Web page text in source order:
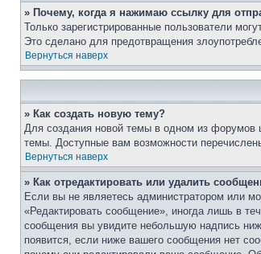
» Почему, когда я нажимаю ссылку для
Только зарегистрированные пользователи
Это сделано для предотвращения
Вернуться наверх
» Как создать новую тему?
Для создания новой темы в одном из форумов
темы. Доступные вам возможности
Вернуться наверх
» Как отредактировать или удалить
Если вы не являетесь администратором или
«Редактировать сообщение», иногда лишь в
сообщения вы увидите небольшую надпись
появится, если ниже вашего сообщения нет